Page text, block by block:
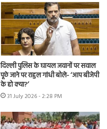
दिल्ली पुलिस के घायल जवानों पर सवाल
पूछे जाने पर राहुल गांधी बोले- ‘आप बीजेपी
के हो क्या?’
31 July 2026 - 2:28 PM